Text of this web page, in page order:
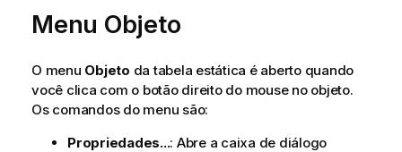
Menu Objeto
O menu Objeto da tabela estática é aberto quando
você clica com o botão direito do mouse no objeto.
Os comandos do menu são:
Propriedades...: Abre a caixa de diálogo